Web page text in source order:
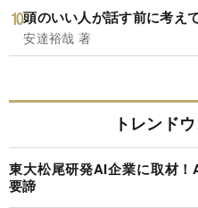
頭のいい人が話す前に考え
安達裕哉 著
トレンド
東大松尾研発AI企業に取材
要諦